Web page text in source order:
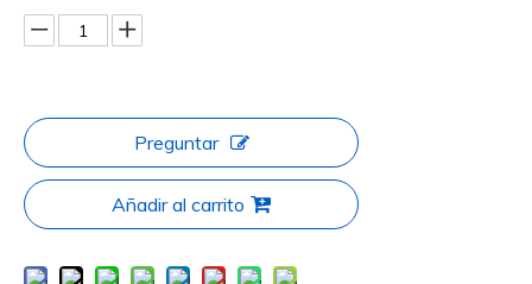
Preguntar
Añadir al carrito